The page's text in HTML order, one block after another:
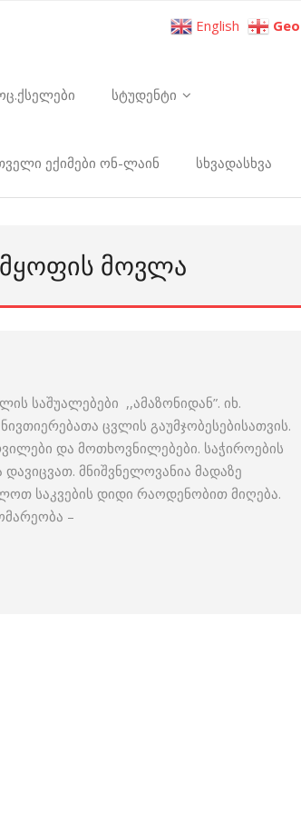
სტუდენტი
ექიმები ონ-ლაინ სხვადასხვა
ᲛᲝᲕᲚᲐ
საშუალებები ,,ამაზონიდან”. იხ.
ცვლის გაუმჯობესებისათვის.
და მოთხოვნილებები. საჭიროების
მნიშვნელოვანია მადაზე
საკვების დიდი რაოდენობით მიღება.
–
English